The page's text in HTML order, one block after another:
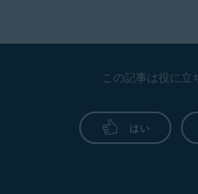
この記事は役に立
はい